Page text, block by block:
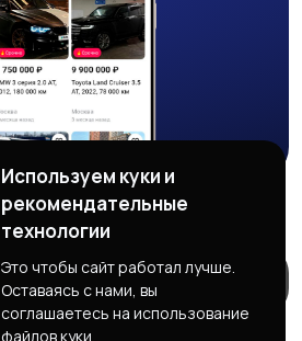
Используем куки и
рекомендательные
технологии
Это чтобы сайт работал лучше.
Оставаясь с нами, вы
соглашаетесь на использование
файлов куки.